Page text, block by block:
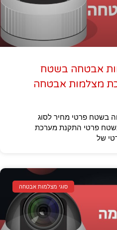
אבטחה בשטח
מצלמות אבטחה
בשטח פרטי מחיר לסוג
פרטי התקנת מערכת
של
סוגי מצלמות אבטחה